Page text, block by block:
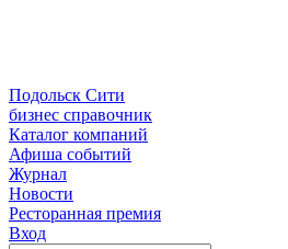
Подольск Сити
бизнес справочник
Каталог компаний
Афиша событий
Журнал
Новости
Ресторанная премия
Вход